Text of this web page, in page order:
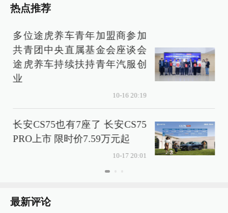
热点推荐
多位途虎养车青年加盟商参加
共青团中央直属基金会座谈会
途虎养车持续扶持青年汽服创
业
10-16 20:19
长安CS75也有7座了 长安CS75
PRO上市 限时价7.59万元起
10-17 20:01
最新评论